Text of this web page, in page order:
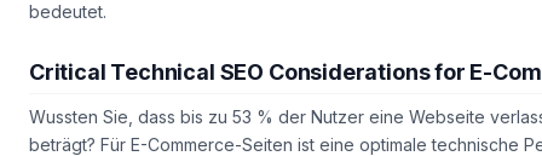
WordPress – eine Funktion, die besonders für Agenturen und
Wussten Sie, dass bis zu 53 % der Nutzer eine Webseite